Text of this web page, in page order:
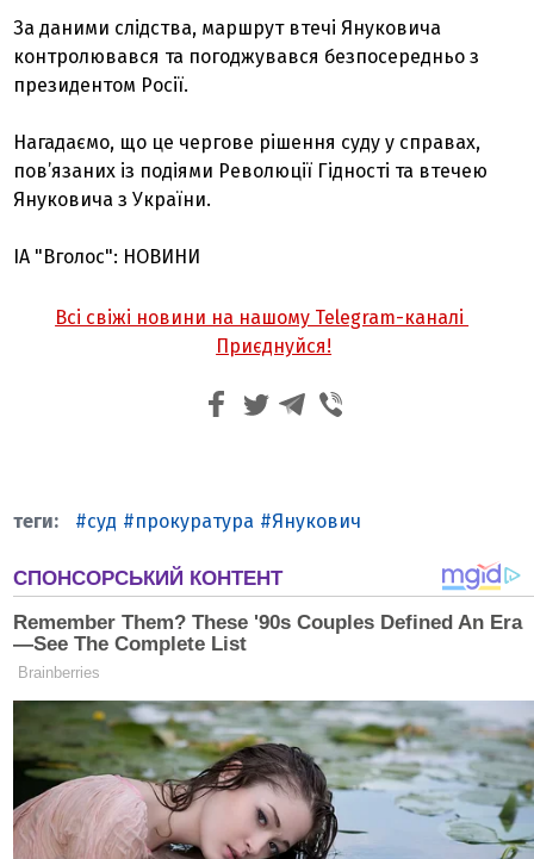
За даними слідства, маршрут втечі Януковича
контролювався та погоджувався безпосередньо з
президентом Росії.
Нагадаємо, що це чергове рішення суду у справах,
пов’язаних із подіями Революції Гідності та втечею
Януковича з України.
ІА "Вголос": НОВИНИ
Всі свіжі новини на нашому Telegram-каналі
Приєднуйся!
суд прокуратура Янукович